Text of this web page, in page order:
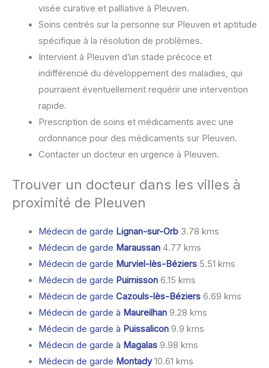
visée curative et palliative à Pleuven.
Soins centrés sur la personne sur Pleuven et aptitude
spécifique à la résolution de problèmes.
Intervient à Pleuven d’un stade précoce et
indifférencié du développement des maladies, qui
pourraient éventuellement requérir une intervention
rapide.
Prescription de soins et médicaments avec une
ordonnance pour des médicaments sur Pleuven.
Contacter un docteur en urgence à Pleuven.
Trouver un docteur dans les villes à
proximité de Pleuven
Médecin de garde Lignan-sur-Orb3.78 kms
Médecin de garde Maraussan4.77 kms
Médecin de garde Murviel-lès-Béziers5.51 kms
Médecin de garde Puimisson6.15 kms
Médecin de garde Cazouls-lès-Béziers6.69 kms
Médecin de garde à Maureilhan9.28 kms
Médecin de garde à Puissalicon9.9 kms
Médecin de garde à Magalas9.98 kms
Médecin de garde Montady10.61 kms